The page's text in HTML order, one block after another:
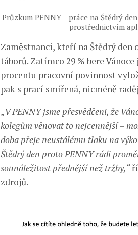
Průzkum PENNY – práce na Štědrý
prostřednictvím
Zaměstnanci, kteří na Štědrý den
táborů. Zatímco 29 % bere
procentu pracovní povinnost
pak s prací smířená, nicméně
„V PENNY jsme přesvědčeni, že
kolegům věnovat to nejcennější –
doba přeje neustálému tlaku na
Štědrý den proto PENNY rádi
sounáležitost přednější než tržby,“
zdrojů.